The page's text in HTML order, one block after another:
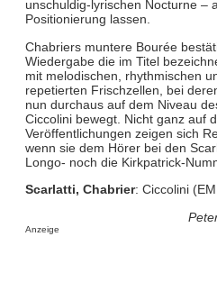
unschuldig-lyrischen Nocturne –
Positionierung lassen.
Chabriers muntere Bourée
Wiedergabe die im Titel
mit melodischen, rhythmischen
repetierten Frischzellen, bei
nun durchaus auf dem Niveau
Ciccolini bewegt. Nicht ganz auf
Veröffentlichungen zeigen sich
wenn sie dem Hörer bei den
Longo- noch die Kirkpatrick-
Scarlatti, Chabrier: Ciccolini
Anzeige